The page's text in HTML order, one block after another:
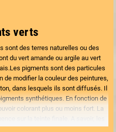
verts
sont des terres naturelles ou des
du vert amande ou argile au vert
pigments sont des particules
de modifier la couleur des peintures,
dans lesquels ils sont diffusés. Il
synthétiques. En fonction de
colorant plus ou moins fort. La
sur la teinte finale. A savoir, les
pas un fort pouvoir colorant.